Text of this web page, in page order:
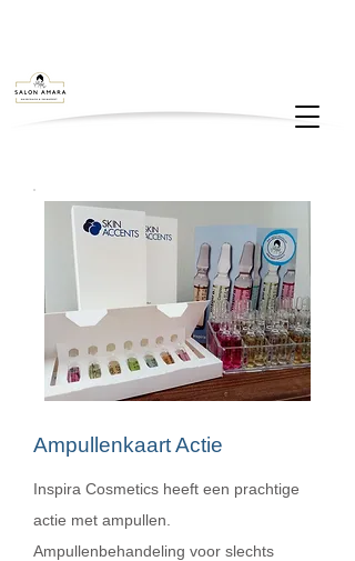
Ampullenkaart Actie
Inspira Cosmetics heeft een prachtige
actie met ampullen.
Ampullenbehandeling voor slechts